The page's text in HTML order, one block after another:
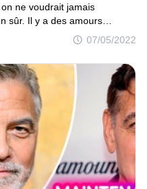
07/05/2022
ne voudrait jamais
sûr. Il y a des amours
et des amours éternels ;
de la distance ou de l’âge,